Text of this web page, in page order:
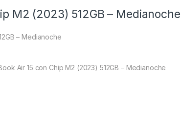
M2 (2023) 512GB – Medianoche
– Medianoche
Air 15 con Chip M2 (2023) 512GB – Medianoche